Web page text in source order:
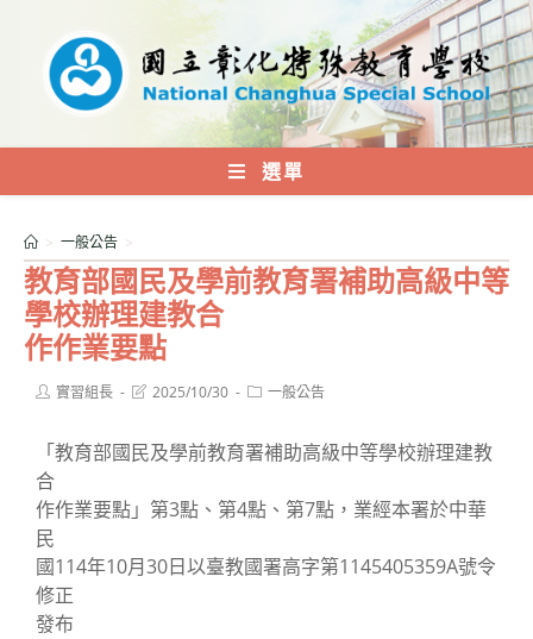
內
選單
教育部國民及學前教育署補助高級中等
學校辦理建教合
作作業要點
> 一般公告 >
Post實習組長
Post2025/10/30
Post一般公告
「教育部國民及學前教育署補助高級中等學校辦理建教
合
作作業要點」第3點、第4點、第7點，業經本署於中華
民
國114年10月30日以臺教國署高字第1145405359A號令
修正
發布